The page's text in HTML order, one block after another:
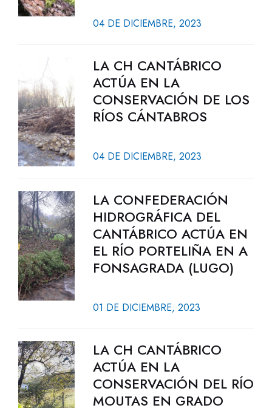
04 DE DICIEMBRE, 2023
LA CH CANTÁBRICO
ACTÚA EN LA
CONSERVACIÓN DE LOS
RÍOS CÁNTABROS
04 DE DICIEMBRE, 2023
LA CONFEDERACIÓN
HIDROGRÁFICA DEL
CANTÁBRICO ACTÚA EN
EL RÍO PORTELIÑA EN A
FONSAGRADA (LUGO)
01 DE DICIEMBRE, 2023
LA CH CANTÁBRICO
ACTÚA EN LA
CONSERVACIÓN DEL RÍO
MOUTAS EN GRADO